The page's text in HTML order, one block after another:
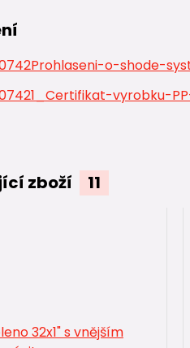
o-shode-
vyrobku-
zboží 11